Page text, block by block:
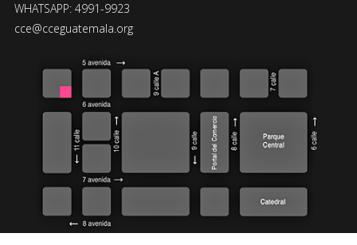
WHATSAPP: 4991-9923
cce@cceguatemala.org